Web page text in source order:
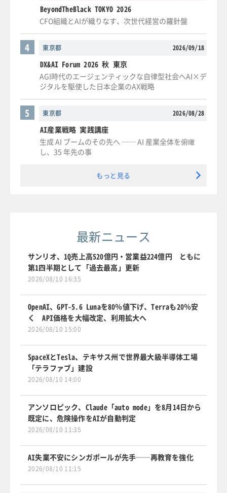
BeyondTheBlack TOKYO 2026
CFO組織とAIが織りなす、次世代経営の羅針盤
東京都 2026/09/18
4
DX&AI Forum 2026 秋 東京
AGI時代のエージェンティックな自律型社会へAI×デ
ジタルを駆使した日本企業のAX戦略
東京都 2026/08/28
5
AI産業戦略 実践講座
生成 AI ブームのその先へ ── AI 産業全体を俯瞰
し、35 年先の事
もっと見る
最新ニュース
サンリオ、1Q売上高520億円・営業益224億円 ともに
第1四半期として「過去最高」更新
2026/08/10 16:35
OpenAI、GPT-5.6 Lunaを80％値下げ、Terraも20％安
く API価格を大幅改定、利用拡大へ
2026/08/10 15:00
SpaceXとTesla、テキサス州で世界最大級半導体工場
「テラファブ」建設
2026/08/10 14:00
アンソロピック、Claude「auto mode」を8月14日から
既定に、危険操作をAIが自動判定
2026/08/10 11:35
AI失業不安にシンガポールが先手──再教育を強化
2026/08/10 11:15